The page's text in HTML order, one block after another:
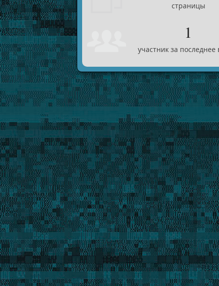
страницы
1
участник за последнее